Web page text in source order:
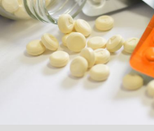
プ 守
る
た
め